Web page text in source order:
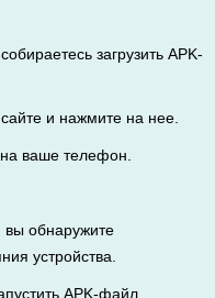
загрузить APK-
и нажмите на нее.
ваше телефон.
обнаружите
устройства.
APK-файл.